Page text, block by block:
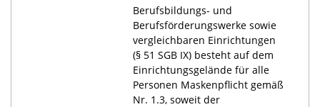
Berufsbildungs- und
Berufsförderungswerke sowie
vergleichbaren Einrichtungen
(§ 51 SGB IX) besteht auf dem
Einrichtungsgelände für alle
Personen Maskenpflicht gemäß
Nr. 1.3, soweit der